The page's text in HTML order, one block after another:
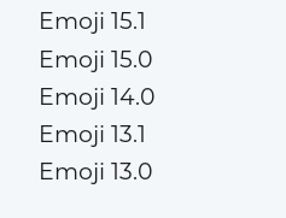
Emoji 15.1
Emoji 15.0
Emoji 14.0
Emoji 13.1
Emoji 13.0